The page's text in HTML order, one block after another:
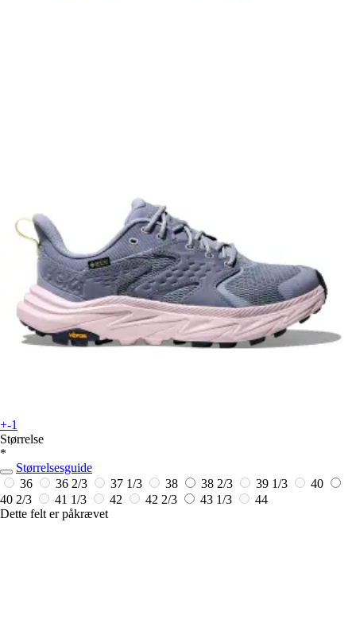
+-1
Størrelse
*
Størrelsesguide
36
36 2/3 37 1/3 38 38 2/3 39 1/3
40
40 2/3
41 1/3 42 42 2/3 43 1/3
44
Dette felt er påkrævet